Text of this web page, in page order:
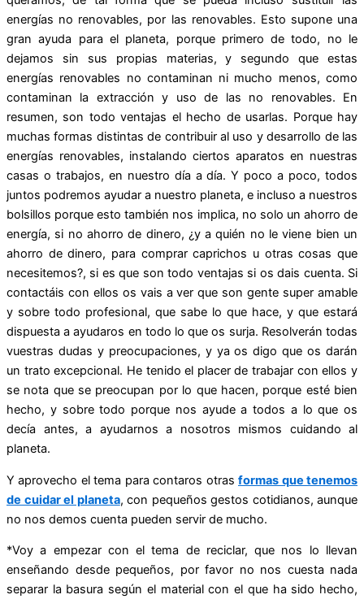
energías no renovables, por las renovables. Esto supone una
gran ayuda para el planeta, porque primero de todo, no le
dejamos sin sus propias materias, y segundo que estas
energías renovables no contaminan ni mucho menos, como
contaminan la extracción y uso de las no renovables. En
resumen, son todo ventajas el hecho de usarlas. Porque hay
muchas formas distintas de contribuir al uso y desarrollo de las
energías renovables, instalando ciertos aparatos en nuestras
casas o trabajos, en nuestro día a día. Y poco a poco, todos
juntos podremos ayudar a nuestro planeta, e incluso a nuestros
bolsillos porque esto también nos implica, no solo un ahorro de
energía, si no ahorro de dinero, ¿y a quién no le viene bien un
ahorro de dinero, para comprar caprichos u otras cosas que
necesitemos?, si es que son todo ventajas si os dais cuenta. Si
contactáis con ellos os vais a ver que son gente super amable
y sobre todo profesional, que sabe lo que hace, y que estará
dispuesta a ayudaros en todo lo que os surja. Resolverán todas
vuestras dudas y preocupaciones, y ya os digo que os darán
un trato excepcional. He tenido el placer de trabajar con ellos y
se nota que se preocupan por lo que hacen, porque esté bien
hecho, y sobre todo porque nos ayude a todos a lo que os
decía antes, a ayudarnos a nosotros mismos cuidando al
planeta.
Y aprovecho el tema para contaros otrasformas que tenemos
de cuidar el planeta, con pequeños gestos cotidianos, aunque
no nos demos cuenta pueden servir de mucho.
*Voy a empezar con el tema de reciclar, que nos lo llevan
enseñando desde pequeños, por favor no nos cuesta nada
separar la basura según el material con el que ha sido hecho,